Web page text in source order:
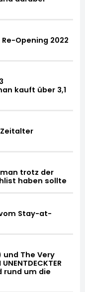
Opening 2022
kauft über 3,1
trotz der
haben sollte
Stay-at-
und The Very
rund um die